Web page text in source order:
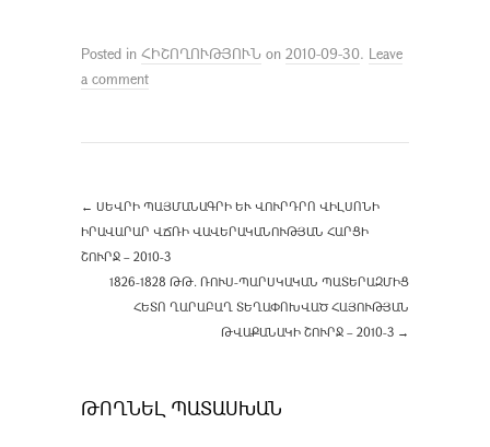
Posted in ՀԻՇՈՂՈՒԹՅՈՒՆ on 2010-09-30. Leave
a comment
← ՍԵՎՐԻ ՊԱՅՄԱՆԱԳՐԻ ԵՒ ՎՈՒՐԴՐՈ ՎԻԼՍՈՆԻ
ԻՐԱՎԱՐԱՐ ՎՃՌԻ ՎԱՎԵՐԱԿԱՆՈՒԹՅԱՆ ՀԱՐՑԻ
ՇՈՒՐՋ – 2010-3
1826-1828 ԹԹ. ՌՈՒՍ-ՊԱՐՍԿԱԿԱՆ ՊԱՏԵՐԱԶՄԻՑ
ՀԵՏՈ ՂԱՐԱԲԱՂ ՏԵՂԱՓՈԽՎԱԾ ՀԱՅՈՒԹՅԱՆ
ԹՎԱՔԱՆԱԿԻ ՇՈՒՐՋ – 2010-3 →
ԹՈՂՆԵԼ ՊԱՏԱՍԽԱՆ